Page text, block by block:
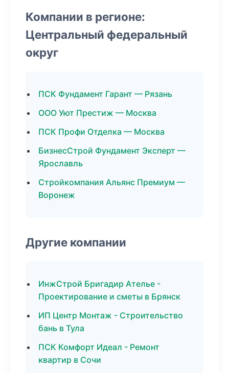
Компании в регионе:
Центральный федеральный
округ
ПСК Фундамент Гарант — Рязань
ООО Уют Престиж — Москва
ПСК Профи Отделка — Москва
БизнесСтрой Фундамент Эксперт —
Ярославль
Стройкомпания Альянс Премиум —
Воронеж
Другие компании
ИнжСтрой Бригадир Ателье -
Проектирование и сметы в Брянск
ИП Центр Монтаж - Строительство
бань в Тула
ПСК Комфорт Идеал - Ремонт
квартир в Сочи